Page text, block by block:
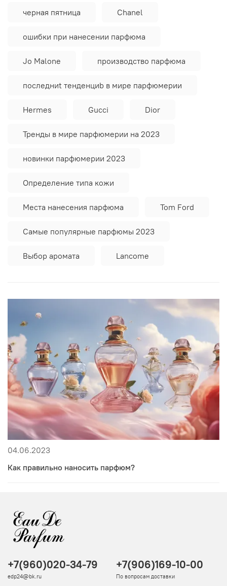
черная пятница Chanel
ошибки при нанесении парфюма
Jo Malone производство парфюма
последниt тенденциb в мире парфюмерии
Hermes Gucci Dior
Тренды в мире парфюмерии на 2023
новинки парфюмерии 2023
Определение типа кожи
Места нанесения парфюма Tom Ford
Самые популярные парфюмы 2023
Выбор аромата Lancome
04.06.2023
Как правильно наносить парфюм?
+7(960)020-34-79
edp24@bk.ru
+7(906)169-10-00
По вопросам доставки